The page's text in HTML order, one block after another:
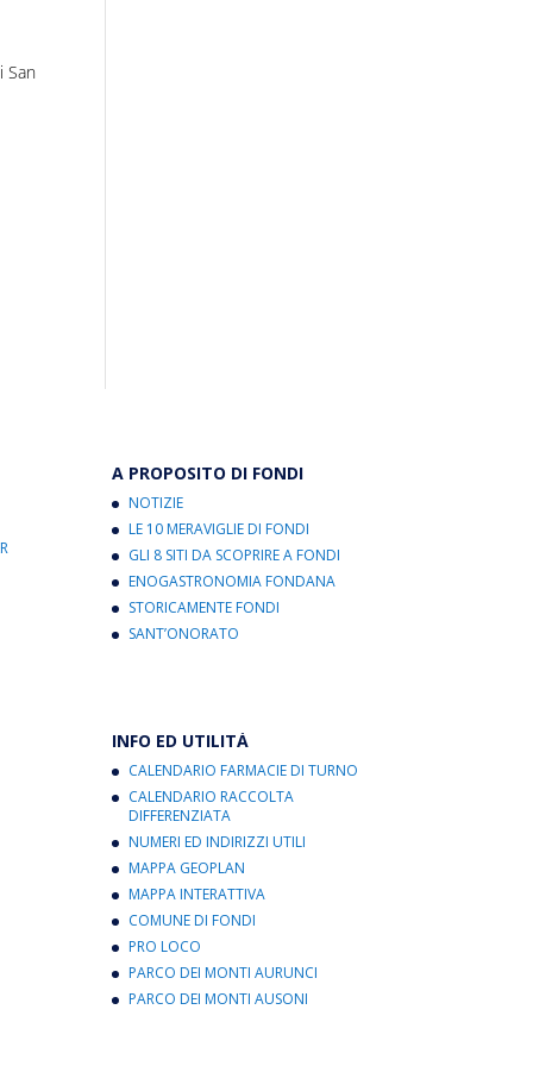
San
A PROPOSITO DI FONDI
NOTIZIE
LE 10 MERAVIGLIE DI FONDI
GLI 8 SITI DA SCOPRIRE A FONDI
ENOGASTRONOMIA FONDANA
STORICAMENTE FONDI
SANT’ONORATO
INFO ED UTILITÀ
CALENDARIO FARMACIE DI TURNO
CALENDARIO RACCOLTA
DIFFERENZIATA
NUMERI ED INDIRIZZI UTILI
MAPPA GEOPLAN
MAPPA INTERATTIVA
COMUNE DI FONDI
PRO LOCO
PARCO DEI MONTI AURUNCI
PARCO DEI MONTI AUSONI